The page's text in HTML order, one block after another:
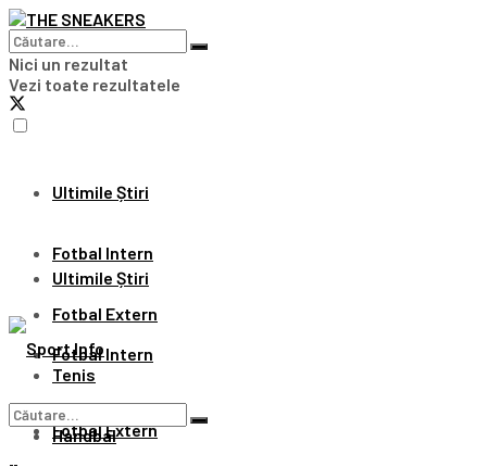
Nici un rezultat
Vezi toate rezultatele
Ultimile Știri
Fotbal Intern
Fotbal Extern
Tenis
Handbal
Ultimile Știri
Fotbal Intern
Fotbal Extern